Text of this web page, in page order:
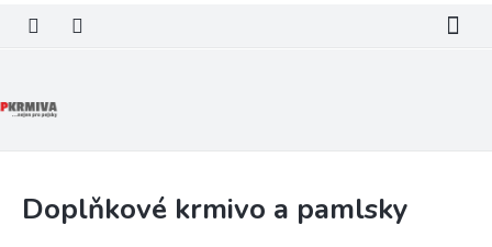
Doplňkové krmivo a pamlsky